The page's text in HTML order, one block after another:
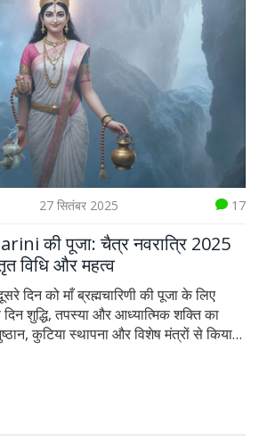
27 सितंबर 2025 17
की पूजा: चैत्र नवरात्रि 2025
विधि और महत्व
दिन को माँ ब्रह्मचारिणी की पूजा के लिए
शुद्धि, तपस्या और आध्यात्मिक शक्ति का
कुटिया स्थापना और विशेष मंत्रों से किया
क़लश स्थापित करना और 108 बार मंत्र
से समझिए। माँ की कृपा से जीवन में दृढ़ता, ज्ञान